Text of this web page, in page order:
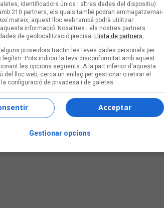
identificadors únics i altres dades del dispositiu)
210 partners, els quals també podran emmagatzemar-
mateix, aquest lloc web també podrà utilitzar
informació. Nosaltres i els nostres partners
de geolocalització precisa. Llista de partners.
alguns proveïdors tractin les teves dades personals per
legítim. Pots indicar la teva disconformitat amb aquest
les opcions següents. A la part inferior d'aquesta
del lloc web, cerca un enllaç per gestionar o retirar el
configuració de privadesa i de galetes.
Acceptar
Gestionar opcions